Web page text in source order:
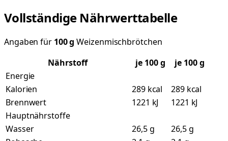
Vollständige Nährwerttabelle
Angaben für 100g Weizenmischbrötchen
Nährstoff
je 100g
je 100 g
Energie
Kalorien
289 kcal
289 kcal
Brennwert
1221 kJ
1221 kJ
Hauptnährstoffe
Wasser
26,5 g
26,5 g